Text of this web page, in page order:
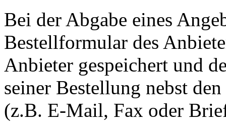
Bei der Abgabe eines
Bestellformular des
Anbieter gespeichert und
seiner Bestellung nebst
(z.B. E-Mail, Fax oder